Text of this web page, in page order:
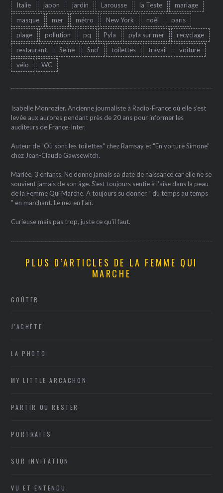
Italie
japon jardin Larousse la Teste
mariage
masque
mer métro New York noêl
paris
plage
pollution pq Pyla pyla sur mer
recyclage
restaurant
Seine Sncf toilettes travail
voiture
vélo
WC
Isabelle Monrozier. Ancienne journaliste à Radio-France où elle s'est
levée aux aurores pendant près de 20 ans pour informer les
auditeurs de France-Inter.
Auteur de "Où sont les toilettes" chez Ramsay et "En voiture Simone"
chez Jean-Claude Gawsewitch.
Mariée, 3 enfants. Ne donne jamais sa date de naissance car elle ne se
souvient jamais de son âge. S'est toujours sentie à l'aise dans la peau
de la Femme Qui Marche. A toujours su donner " du temps au temps
" en marchant. Le nez en l'air.
Curieuse mais pas trop, juste ce qu'il faut.
PLUS D’ARTICLES DE LA FEMME QUI
MARCHE
GOÛTER
J'ACHÈTE
LA PHOTO
MY LITTLE ARCACHON
PARTIR OU RESTER
PORTRAITS
SUR INVITATION
VU ET ENTENDU